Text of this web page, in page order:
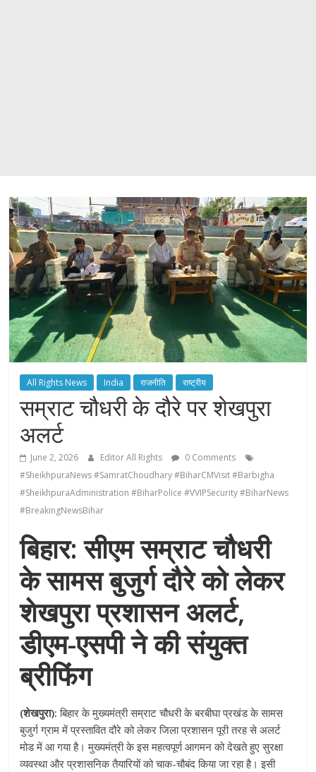
All Rights News India राजनीति राष्ट्रीय
सम्राट चौधरी के दौरे पर शेखपुरा
अलर्ट
June 2, 2026 Editor All Rights
0 Comments
#SheikhpuraNews #SamratChoudhary #BiharCMVisit #Barbigha
#SheikhpuraAdministration #BiharPolice #VVIPSecurity #BiharNews
#BreakingNewsBihar
बिहार: सीएम सम्राट चौधरी
के सामस बुजुर्ग दौरे को लेकर
शेखपुरा प्रशासन अलर्ट,
डीएम-एसपी ने की संयुक्त
ब्रीफिंग
(शेखपुरा): बिहार के मुख्यमंत्री सम्राट चौधरी के बरबीघा प्रखंड के सामस
बुजुर्ग ग्राम में प्रस्तावित दौरे को लेकर जिला प्रशासन पूरी तरह से अलर्ट
मोड में आ गया है। मुख्यमंत्री के इस महत्वपूर्ण आगमन को देखते हुए सुरक्षा
व्यवस्था और प्रशासनिक तैयारियों को चाक-चौबंद किया जा रहा है। इसी